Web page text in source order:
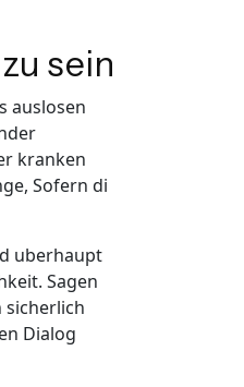
sein
auslosen
kranken
Sofern di
uberhaupt
Sagen
sicherlich
Dialog